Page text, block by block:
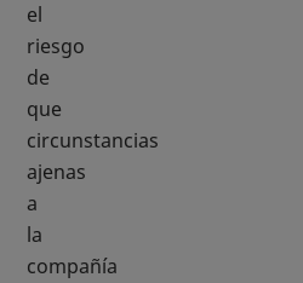
el
riesgo
de
que
circunstancias
ajenas
a
la
compañía